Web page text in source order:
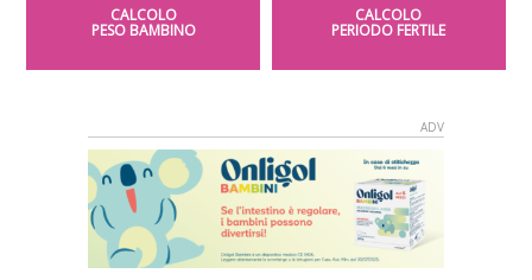
CALCOLO
PESO BAMBINO
CALCOLO
PERIODO FERTILE